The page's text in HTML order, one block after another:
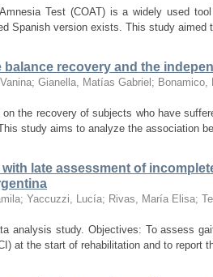
Test (COAT) is a widely used
Spanish version exists. This study aimed
recovery and the
; Gianella, Matías Gabriel ; Bonamico,
the recovery of subjects who have
study aims to analyze the association
late assessment of
; Yaccuzzi, Lucía; Rivas, María Elisa;
analysis study. Objectives: To assess
at the start of rehabilitation and to report